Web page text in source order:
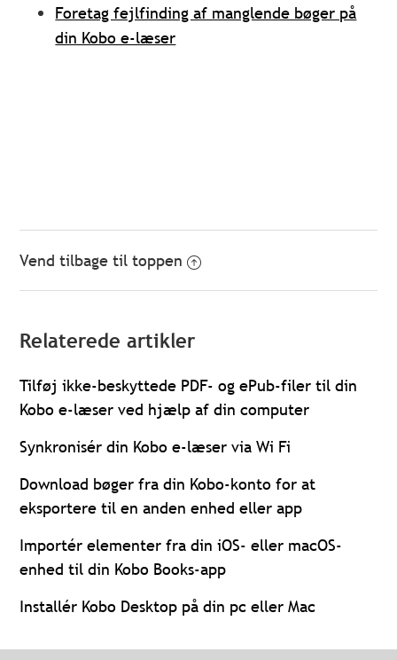
Foretag fejlfinding af manglende bøger på
din Kobo e-læser
Vend tilbage til toppen
Relaterede artikler
Tilføj ikke-beskyttede PDF- og ePub-filer til din
Kobo e-læser ved hjælp af din computer
Synkronisér din Kobo e-læser via Wi Fi
Download bøger fra din Kobo-konto for at
eksportere til en anden enhed eller app
Importér elementer fra din iOS- eller macOS-
enhed til din Kobo Books-app
Installér Kobo Desktop på din pc eller Mac